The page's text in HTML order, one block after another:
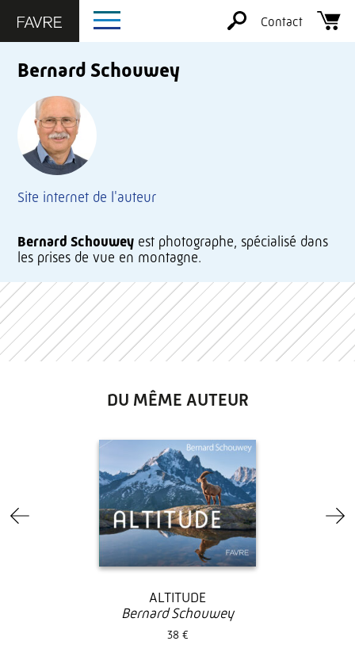
Contact
Bernard Schouwey
Site internet de l'auteur
Bernard Schouweyest photographe, spécialisé dans
les prises de vue en montagne.
DU MÊME AUTEUR
ALTITUDE
Bernard Schouwey
38 €